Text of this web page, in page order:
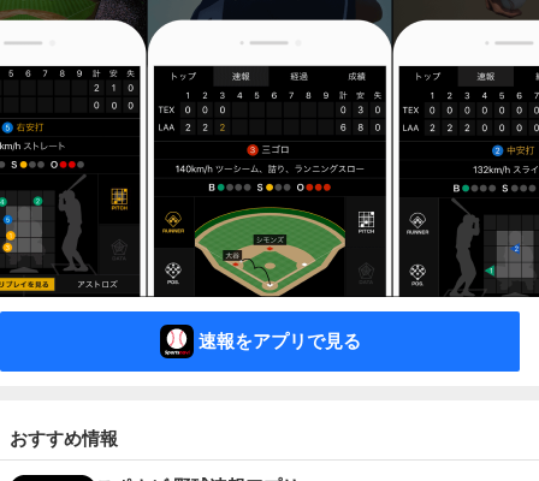
速報をアプリで見る
おすすめ情報